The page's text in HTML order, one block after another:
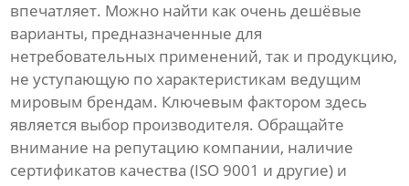
впечатляет. Можно найти как очень дешёвые
варианты, предназначенные для
нетребовательных применений, так и продукцию,
не уступающую по характеристикам ведущим
мировым брендам. Ключевым фактором здесь
является выбор производителя. Обращайте
внимание на репутацию компании, наличие
сертификатов качества (ISO 9001 и другие) и